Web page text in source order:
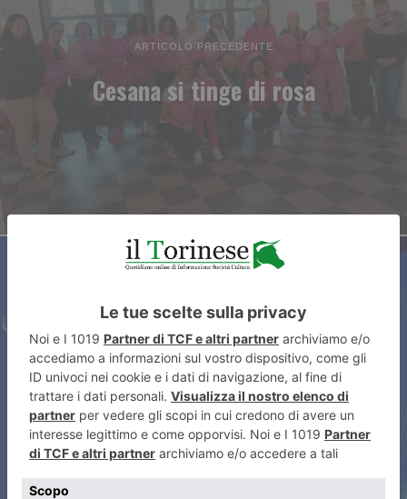
ARTICOLO PRECEDENTE
Cesana si tinge di rosa
ARTICOLO SUCCESSIVO
Gli industriali: “Automotive ma
non solo nel futuro di Torino”